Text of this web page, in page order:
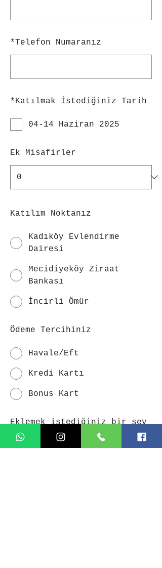
*Telefon Numaranız
*Katılmak İstediğiniz Tarih
04-14 Haziran 2025
Ek Misafirler
Katılım Noktanız
Kadıköy Evlendirme
Dairesi
Mecidiyeköy Ziraat
Bankası
İncirli Ömür
Ödeme Tercihiniz
Havale/Eft
Kredi Kartı
Bonus Kart
Eklemek istediğiniz bir şey
var mı?